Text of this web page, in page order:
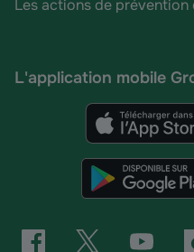
Les actions de
L'application mobile